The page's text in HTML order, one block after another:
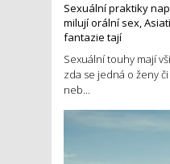
Sexuální praktiky
milují orální sex,
fantazie tají
Sexuální touhy mají
zda se jedná o ženy
neb...